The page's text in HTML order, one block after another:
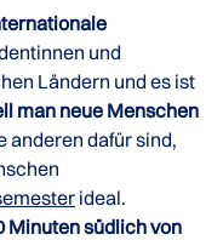
und
Ländern und es ist
man neue Menschen
anderen dafür sind,
ideal.
Minuten südlich von